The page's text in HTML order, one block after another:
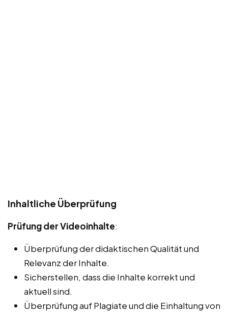
Inhaltliche Überprüfung
Prüfung der Videoinhalte:
Überprüfung der didaktischen Qualität und
Relevanz der Inhalte.
Sicherstellen, dass die Inhalte korrekt und
aktuell sind.
Überprüfung auf Plagiate und die Einhaltung von